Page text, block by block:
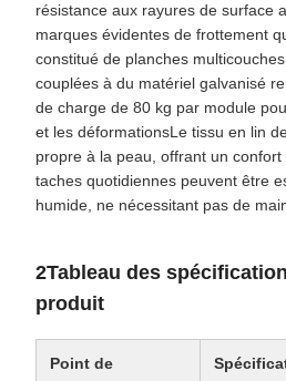
résistance aux rayures de surface
marques évidentes de frottement
constitué de planches
couplées à du matériel galvanisé
de charge de 80 kg par module
et les déformationsLe tissu en lin
propre à la peau, offrant un
taches quotidiennes peuvent être
humide, ne nécessitant pas de
2Tableau des
produit
Point de